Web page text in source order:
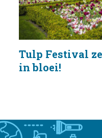
Tulp Festival
in bloei!